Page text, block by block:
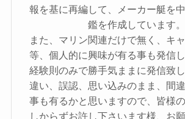
報を基に再編して、メーカー艇を
鑑を作成しています。
また、マリン関連だけで無く、キ
等、個人的に興味が有る事も発信し
経験則のみで勝手気ままに発信致
違い、誤認、思い込みのまま、間
事も有るかと思いますので、皆様
しからずお許し下さいます様、お